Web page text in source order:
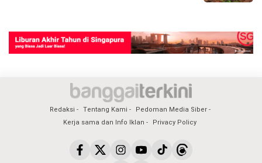
Redaksi Tentang Kami
Pedoman Media Siber
Kerja sama dan Info Iklan
Privacy Policy